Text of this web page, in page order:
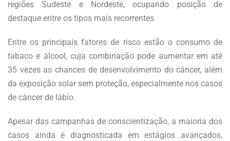
regiões Sudeste e Nordeste, ocupando posição de
destaque entre os tipos mais recorrentes.
Entre os principais fatores de risco estão o consumo de
tabaco e álcool, cuja combinação pode aumentar em até
35 vezes as chances de desenvolvimento do câncer, além
da exposição solar sem proteção, especialmente nos casos
de câncer de lábio.
Apesar das campanhas de conscientização, a maioria dos
casos ainda é diagnosticada em estágios avançados,